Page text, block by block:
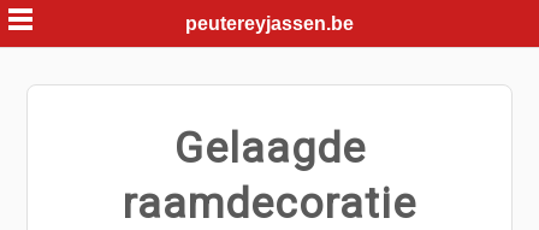
Skip
to
content
peutereyjassen.be
Gelaagde
raamdecoratie